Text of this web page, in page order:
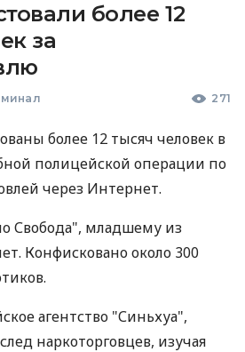
более 12
за
271
более 12 тысяч человек в
полицейской операции по
через Интернет.
Свобода", младшему из
Конфисковано около 300
агентство "Синьхуа",
наркоторговцев, изучая